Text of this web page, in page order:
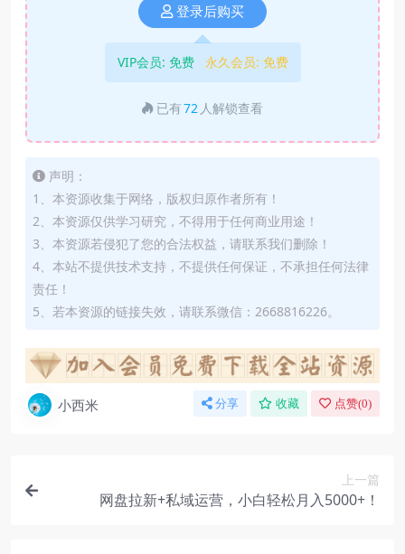
登录后购买
VIP会员: 免费 永久会员: 免费
已有72 人解锁查看
声明：
1、本资源收集于网络，版权归原作者所有！
2、本资源仅供学习研究，不得用于任何商业用途！
3、本资源若侵犯了您的合法权益，请联系我们删除！
4、本站不提供技术支持，不提供任何保证，不承担任何法律
责任！
5、若本资源的链接失效，请联系微信：2668816226。
小西米 分享 收藏 点赞(0)
上一篇
网盘拉新+私域运营，小白轻松月入5000+！